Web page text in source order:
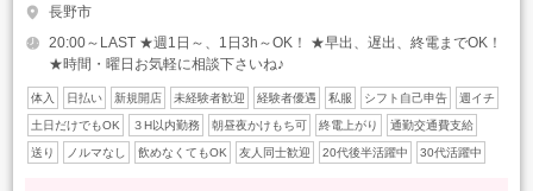
長野市
20:00～LAST ★週1日～、1日3h～OK！ ★早出、遅出、終電までOK！
★時間・曜日お気軽に相談下さいね♪
体入 日払い 新規開店 未経験者歓迎 経験者優遇 私服 シフト自己申告 週イチ
土日だけでもOK ３H以内勤務 朝昼夜かけもち可 終電上がり 通勤交通費支給
送り ノルマなし 飲めなくてもOK 友人同士歓迎 20代後半活躍中 30代活躍中